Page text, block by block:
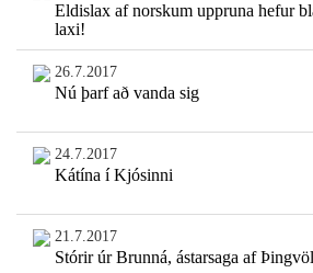
Eldislax af norskum uppruna hefur
laxi!
26.7.2017
Nú þarf að vanda sig
24.7.2017
Kátína í Kjósinni
21.7.2017
Stórir úr Brunná, ástarsaga af